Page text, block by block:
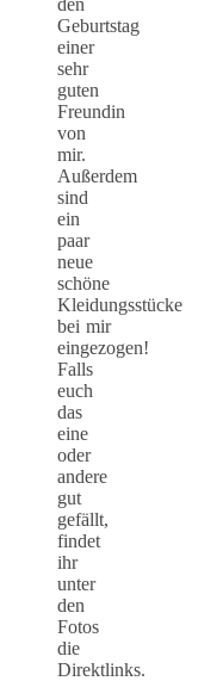
Geburtstag
einer
sehr
guten
Freundin
von
mir.
Außerdem
sind
ein
paar
neue
schöne
Kleidungsstücke
bei mir
eingezogen!
Falls
euch
das
eine
oder
andere
gut
gefällt,
findet
ihr
unter
den
Fotos
die
Direktlinks.